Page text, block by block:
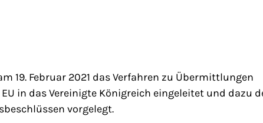
19. Februar 2021 das Verfahren zu Übermittlungen
in das Vereinigte Königreich eingeleitet und dazu
vorgelegt.